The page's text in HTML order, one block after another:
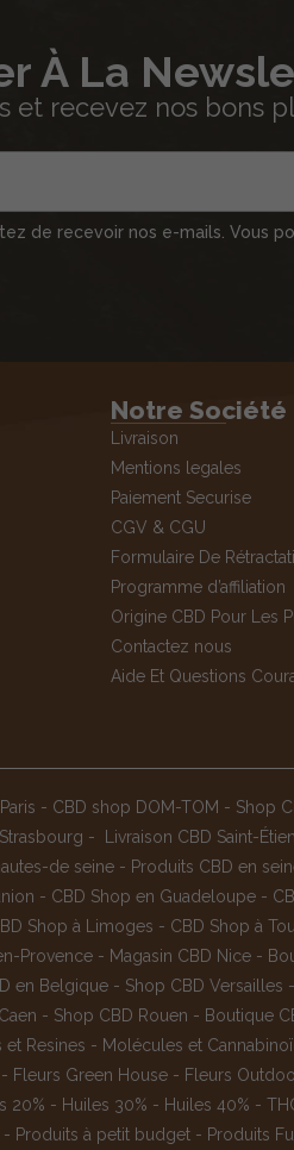
À La
et recevez nos bons
de recevoir nos e-mails. Vous
Notre Société
Livraison
Mentions legales
Paiement Securise
CGV & CGU
Formulaire De
Programme d’affiliation
Origine CBD Pour Les
Contactez nous
Aide Et Questions
- CBD shop DOM-TOM - Shop
- Livraison CBD Saint-
de seine - Produits CBD en
- CBD Shop en Guadeloupe -
Shop à Limoges - CBD Shop à
Provence - Magasin CBD Nice -
en Belgique - Shop CBD Versailles -
- Shop CBD Rouen - Boutique
et Resines - Molécules et
- Fleurs Green House - Fleurs
20% - Huiles 30% - Huiles 40% -
- Produits à petit budget - Produits